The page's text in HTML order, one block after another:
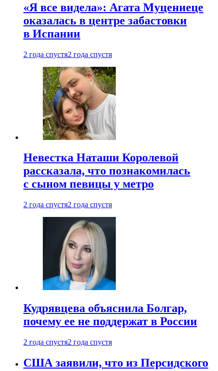
«Я все видела»: Агата Муцениеце
оказалась в центре забастовки
в Испании
2 года спустя2 года спустя
Невестка Наташи Королевой
рассказала, что познакомилась
с сыном певицы у метро
2 года спустя2 года спустя
Кудрявцева объяснила Болгар,
почему ее не поддержат в России
2 года спустя2 года спустя
США заявили, что из Персидского